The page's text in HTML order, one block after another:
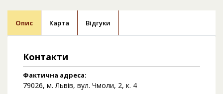
Опис Карта Відгуки
Контакти
Фактична адреса:
79026, м. Львів, вул. Чмоли, 2, к. 4